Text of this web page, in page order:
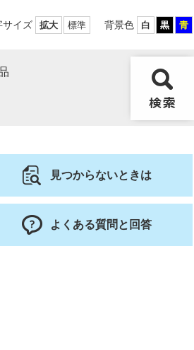
サイズ 拡大 標準 背景色 白 黒 青
見つからないときは
よくある質問と回答